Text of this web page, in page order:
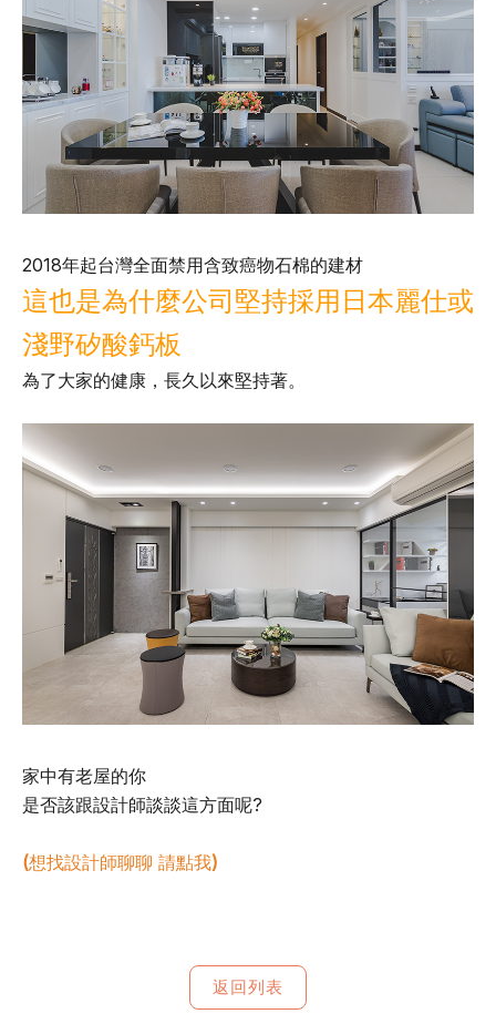
2018年起台灣全面禁用含致癌物石棉的建材
這也是為什麼公司堅持採用日本麗仕或
淺野矽酸鈣板
為了大家的健康，長久以來堅持著。
家中有老屋的你
是否該跟設計師談談這方面呢?
(想找設計師聊聊 請點我)
返回列表